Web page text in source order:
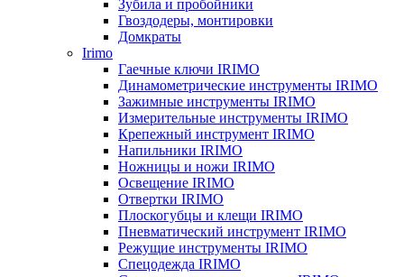
Зубила и пробойники
Гвоздодеры, монтировки
Домкраты
Irimo
Гаечные ключи IRIMO
Динамометрические инструменты IRIMO
Зажимные инструменты IRIMO
Измерительные инструменты IRIMO
Крепежный инструмент IRIMO
Напильники IRIMO
Ножницы и ножи IRIMO
Освещение IRIMO
Отвертки IRIMO
Плоскогубцы и клещи IRIMO
Пневматический инструмент IRIMO
Режущие инструменты IRIMO
Спецодежда IRIMO